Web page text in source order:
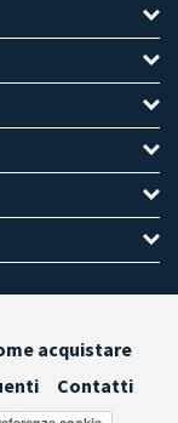
acquistare
Contatti